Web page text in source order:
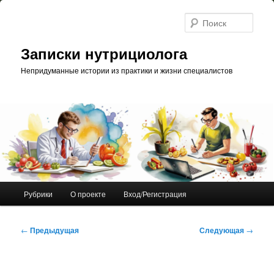
Перейти
Записки нутрициолога
Непридуманные истории из практики и жизни специалистов
Рубрики О проекте Вход/Регистрация
Навигация
← Предыдущая Следующая →